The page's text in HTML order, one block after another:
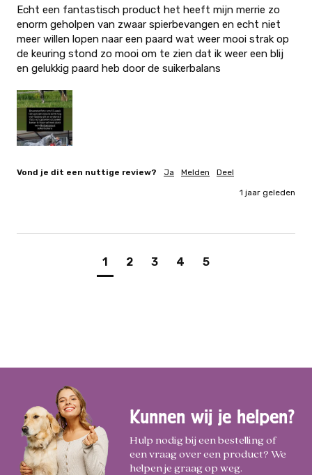
Echt een fantastisch product het heeft mijn merrie zo
enorm geholpen van zwaar spierbevangen en echt niet
meer willen lopen naar een paard wat weer mooi strak op
de keuring stond zo mooi om te zien dat ik weer een blij
en gelukkig paard heb door de suikerbalans
Vond je dit een nuttige review? Ja Melden Deel
1 jaar geleden
1 2 3 4 5
Kunnen wij je helpen?
Hulp nodig bij een bestelling of
een vraag over een product? We
helpen je graag op weg.